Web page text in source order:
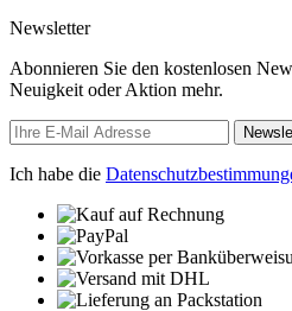
Newsletter
Abonnieren Sie den kostenlosen
Neuigkeit oder Aktion mehr.
Ich habe die